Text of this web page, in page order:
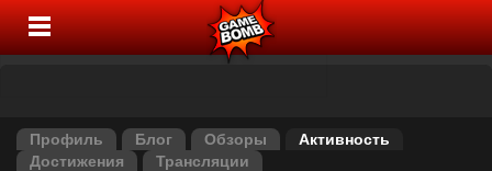
Профиль Блог Обзоры
Активность
Достижения
Трансляции